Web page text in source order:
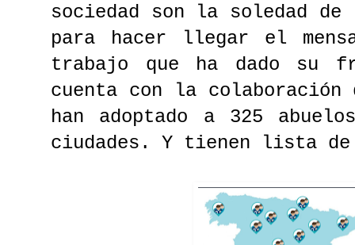
sociedad son la soledad
para hacer llegar el
trabajo que ha dado su
cuenta con la colaboración
han adoptado a 325
ciudades. Y tienen lista de